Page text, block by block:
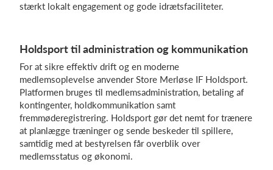
stærkt lokalt engagement og gode idrætsfaciliteter.
Holdsport til administration og kommunikation
For at sikre effektiv drift og en moderne
medlemsoplevelse anvender Store Merløse IF Holdsport.
Platformen bruges til medlemsadministration, betaling af
kontingenter, holdkommunikation samt
fremmøderegistrering. Holdsport gør det nemt for trænere
at planlægge træninger og sende beskeder til spillere,
samtidig med at bestyrelsen får overblik over
medlemsstatus og økonomi.